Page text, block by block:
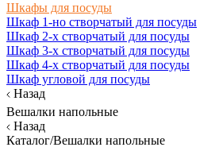
Шкафы для посуды
Шкаф 1-но створчатый для посуды
Шкаф 2-х створчатый для посуды
Шкаф 3-х створчатый для посуды
Шкаф 4-х створчатый для посуды
Шкаф угловой для посуды
Назад
Вешалки напольные
Назад
Каталог/Вешалки напольные